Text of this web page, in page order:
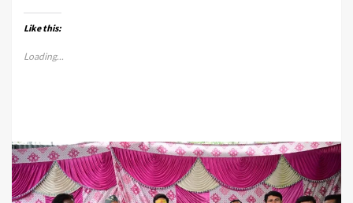
Like this:
Loading...